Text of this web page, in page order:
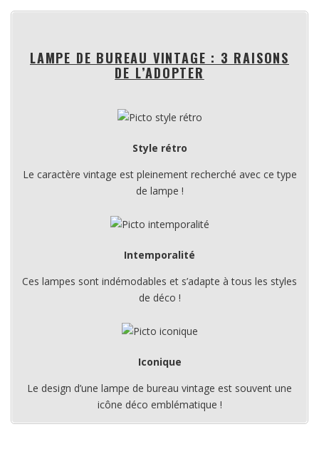
LAMPE DE BUREAU VINTAGE : 3 RAISONS
DE L’ADOPTER
Style rétro
Le caractère vintage est pleinement recherché avec ce type
de lampe !
Intemporalité
Ces lampes sont indémodables et s’adapte à tous les styles
de déco !
Iconique
Le design d’une lampe de bureau vintage est souvent une
icône déco emblématique !